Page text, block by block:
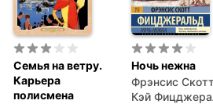
Семья на ветру.
Карьера
полисмена
Ночь нежна
Фрэнсис Скотт
Кэй